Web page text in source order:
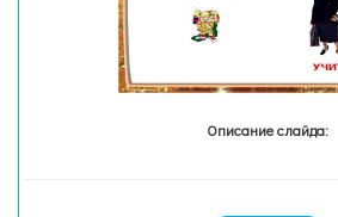
Описание слайда: